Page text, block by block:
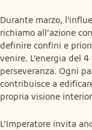
Durante marzo,
richiamo all’azione
definire confini e
venire. L’energia del
perseveranza. Ogni
contribuisce a
propria visione
L’Imperatore invita